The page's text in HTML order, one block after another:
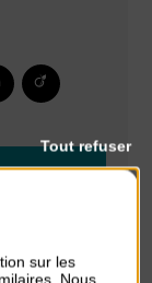
sur les
Nous
Tout refuser